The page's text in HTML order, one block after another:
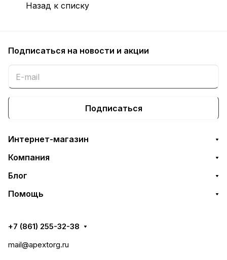
Назад к списку
Подписаться на новости и акции
Подписаться
Интернет-магазин
Компания
Блог
Помощь
+7 (861) 255-32-38
mail@apextorg.ru